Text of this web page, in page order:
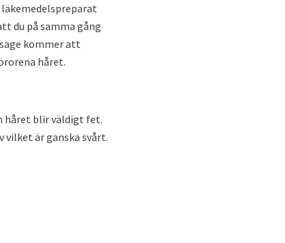
du på samma gång
kommer att
håret.
håret blir väldigt fet.
är ganska svårt.